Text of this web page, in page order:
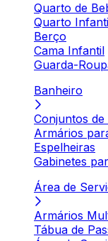
Quarto de
Quarto
Berço
Cama Infantil
Guarda-
Banheiro
Conjuntos
Armários
Espelheiras
Gabinetes
Área de
Armários
Tábua de